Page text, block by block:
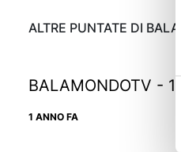
ALTRE PUNTATE DI
BALAMONDOTV -
1 ANNO FA